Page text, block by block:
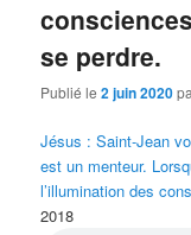
se perdre.
Publié le2 juin 2020
Jésus : Saint-Jean
est un menteur.
l’illumination des
2018